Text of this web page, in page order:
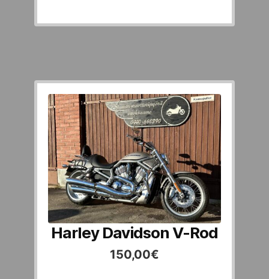
Harley Davidson V-Rod
150,00€